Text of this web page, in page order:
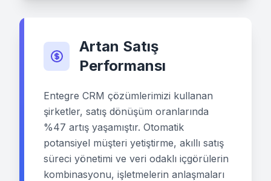
Artan Satış
Performansı
Entegre CRM çözümlerimizi kullanan
şirketler, satış dönüşüm oranlarında
%47 artış yaşamıştır. Otomatik
potansiyel müşteri yetiştirme, akıllı satış
süreci yönetimi ve veri odaklı içgörülerin
kombinasyonu, işletmelerin anlaşmaları